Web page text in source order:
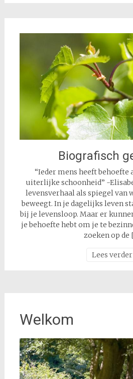
Biografisch
“Ieder mens heeft
uiterlijke schoonheid” -
levensverhaal als spiegel van
beweegt. In je dagelijks leven
bij je levensloop. Maar er
je behoefte hebt om je te
zoeken op de
Lees verder
Welkom